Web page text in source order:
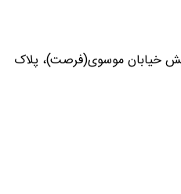
خیابان موسوی(فرصت)، پلاک